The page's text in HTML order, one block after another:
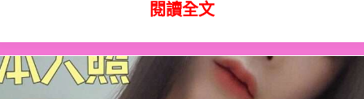
閱讀全文